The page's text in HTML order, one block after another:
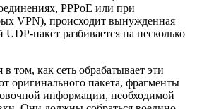
PPPoE или при
VPN), происходит вынужденная
пакет разбивается на несколько
в том, как сеть обрабатывает эти
оригинального пакета, фрагменты
информации, необходимой